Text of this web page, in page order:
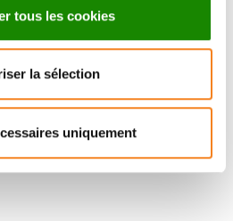
tous les cookies
la sélection
uniquement